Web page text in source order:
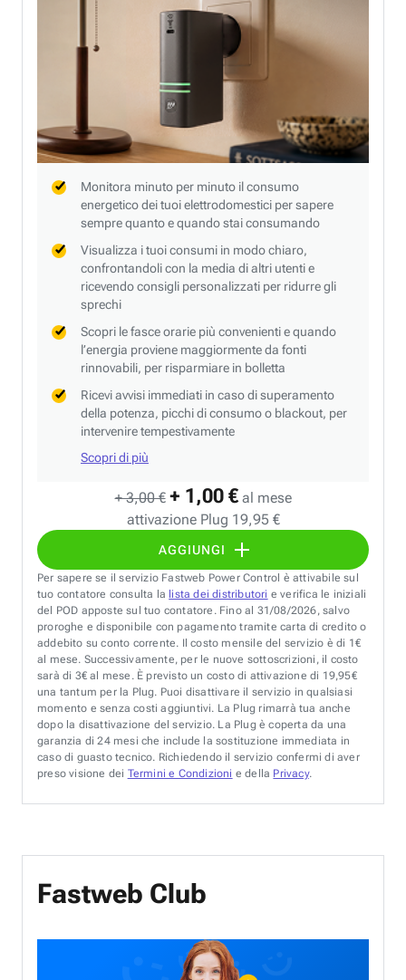
+ 3,00 € + 1,00 € al mese
attivazione Plug 19,95 €
AGGIUNGI
Monitora minuto per minuto il consumo
energetico dei tuoi elettrodomestici per sapere
sempre quanto e quando stai consumando
Visualizza i tuoi consumi in modo chiaro,
confrontandoli con la media di altri utenti e
ricevendo consigli personalizzati per ridurre gli
sprechi
Scopri le fasce orarie più convenienti e quando
l’energia proviene maggiormente da fonti
rinnovabili, per risparmiare in bolletta
Ricevi avvisi immediati in caso di superamento
della potenza, picchi di consumo o blackout, per
intervenire tempestivamente
Scopri di più
Per sapere se il servizio Fastweb Power Control è attivabile sul
tuo contatore consulta la lista dei distributori e verifica le iniziali
del POD apposte sul tuo contatore. Fino al 31/08/2026, salvo
proroghe e disponibile con pagamento tramite carta di credito o
addebito su conto corrente. Il costo mensile del servizio è di 1€
al mese. Successivamente, per le nuove sottoscrizioni, il costo
sarà di 3€ al mese. È previsto un costo di attivazione di 19,95€
una tantum per la Plug. Puoi disattivare il servizio in qualsiasi
momento e senza costi aggiuntivi. La Plug rimarrà tua anche
dopo la disattivazione del servizio. La Plug è coperta da una
garanzia di 24 mesi che include la sostituzione immediata in
caso di guasto tecnico. Richiedendo il servizio confermi di aver
preso visione dei Termini e Condizioni e della Privacy.
Fastweb Club